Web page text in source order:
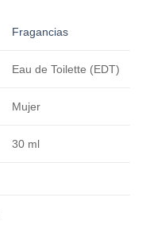
Fragancias
Eau de Toilette (EDT)
Mujer
30 ml